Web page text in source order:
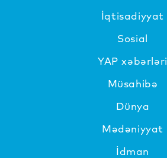
İqtisadiyyat
Sosial
YAP xəbərləri
Müsahibə
Dünya
Mədəniyyat
İdman